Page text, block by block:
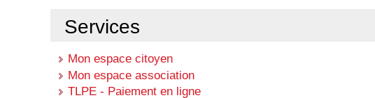
Services
Mon espace citoyen
Mon espace association
TLPE - Paiement en ligne